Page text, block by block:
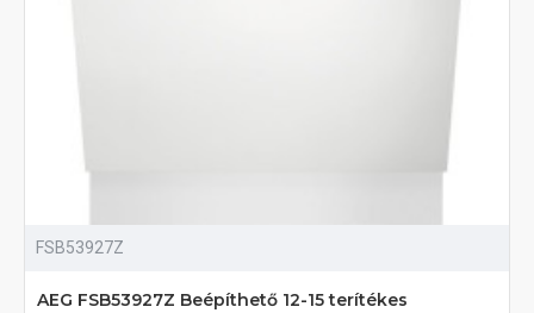
FSB53927Z
AEG FSB53927Z Beépíthető 12-15 terítékes